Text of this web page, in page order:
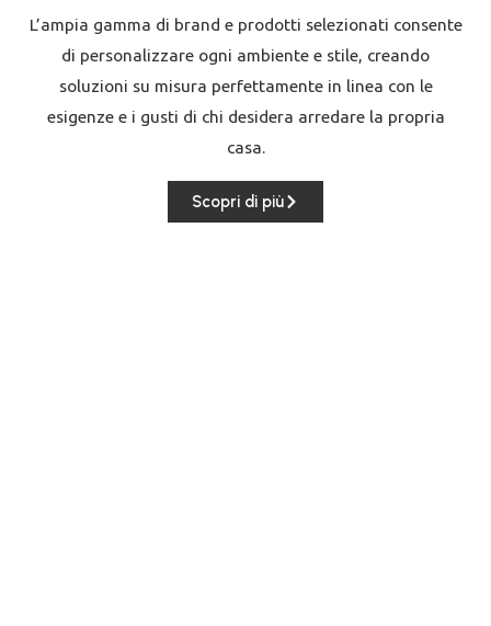
L’ampia gamma di brand e prodotti selezionati consente
di personalizzare ogni ambiente e stile, creando
soluzioni su misura perfettamente in linea con le
esigenze e i gusti di chi desidera arredare la propria
casa.
Scopri di più